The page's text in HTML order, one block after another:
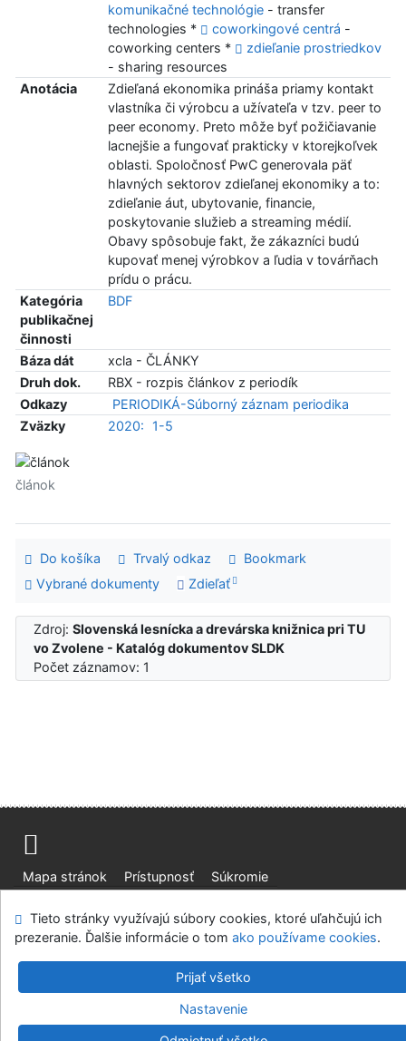
komunikačné technológie- transfer
technologies *
coworkingové centrá -
coworking centers *
zdieľanie prostriedkov
- sharing resources
Anotácia
Zdieľaná ekonomika prináša priamy kontakt
vlastníka či výrobcu a užívateľa v tzv. peer to
peer economy. Preto môže byť požičiavanie
lacnejšie a fungovať prakticky v ktorejkoľvek
oblasti. Spoločnosť PwC generovala päť
hlavných sektorov zdieľanej ekonomiky a to:
zdieľanie áut, ubytovanie, financie,
poskytovanie služieb a streaming médií.
Obavy spôsobuje fakt, že zákazníci budú
kupovať menej výrobkov a ľudia v továrňach
prídu o prácu.
Kategória
publikačnej
činnosti
BDF
Báza dát
xcla - ČLÁNKY
Druh dok.
RBX - rozpis článkov z periodík
Odkazy
PERIODIKÁ-Súborný záznam periodika
Zväzky
2020: 1-5
článok
Do košíka Trvalý odkaz
Bookmark
Vybrané dokumenty
Zdieľať
Zdroj:Slovenská lesnícka a drevárska knižnica pri TU
vo Zvolene - Katalóg dokumentov SLDK
Počet záznamov: 1
Mapa stránok Prístupnosť
Súkromie
Slovenská lesnícka a drevárska knižnica pri Technickej
univerzite vo Zvolene
©1993-2026IPACv.4.8.63a-Cosmotron Slovakia, s.r.o.
Tieto stránky využívajú súbory cookies, ktoré uľahčujú ich
prezeranie. Ďalšie informácie o tom ako používame cookies.
Prijať všetko
Nastavenie